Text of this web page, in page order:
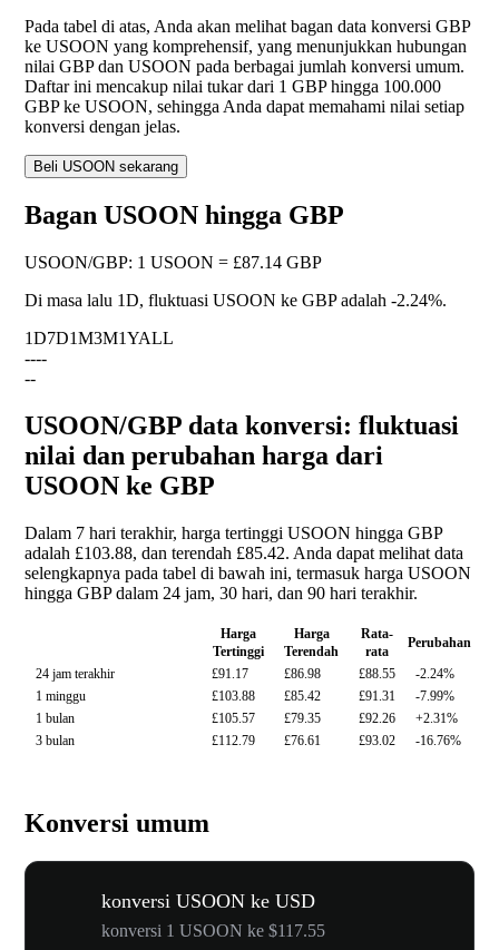
Pada tabel di atas, Anda akan melihat bagan data konversi GBP
ke USOON yang komprehensif, yang menunjukkan hubungan
nilai GBP dan USOON pada berbagai jumlah konversi umum.
Daftar ini mencakup nilai tukar dari 1 GBP hingga 100.000
GBP ke USOON, sehingga Anda dapat memahami nilai setiap
konversi dengan jelas.
Beli USOON sekarang
Bagan USOON hingga GBP
USOON/GBP: 1 USOON = £87.14 GBP
Di masa lalu 1D, fluktuasi USOON ke GBP adalah -2.24%.
1D7D1M3M1YALL
----
--
USOON/GBP data konversi: fluktuasi
nilai dan perubahan harga dari
USOON ke GBP
Dalam 7 hari terakhir, harga tertinggi USOON hingga GBP
adalah £103.88, dan terendah £85.42. Anda dapat melihat data
selengkapnya pada tabel di bawah ini, termasuk harga USOON
hingga GBP dalam 24 jam, 30 hari, dan 90 hari terakhir.
Harga
Tertinggi
Harga
Terendah
Rata-
rata
Perubahan
24 jam terakhir
£91.17 £86.98 £88.55
-2.24%
1 minggu
£103.88 £85.42 £91.31
-7.99%
1 bulan
£105.57 £79.35 £92.26
+2.31%
3 bulan
£112.79 £76.61 £93.02 -16.76%
Konversi umum
konversi USOON ke USD
konversi 1 USOON ke $117.55